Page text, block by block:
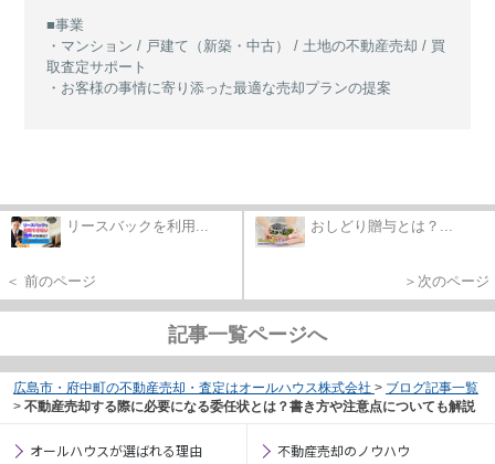
■事業
・マンション / 戸建て（新築・中古） / 土地の不動産売却 / 買
取査定サポート
・お客様の事情に寄り添った最適な売却プランの提案
リースバックを利用...
＜ 前のページ
おしどり贈与とは？...
＞次のページ
記事一覧ページへ
広島市・府中町の不動産売却・査定はオールハウス株式会社 > ブログ記事一覧
> 不動産売却する際に必要になる委任状とは？書き方や注意点についても解説
オールハウスが選ばれる理由 不動産売却のノウハウ